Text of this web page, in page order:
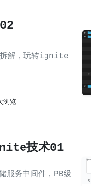
解，玩转ignite
浏览
技术01
服务中间件，PB级